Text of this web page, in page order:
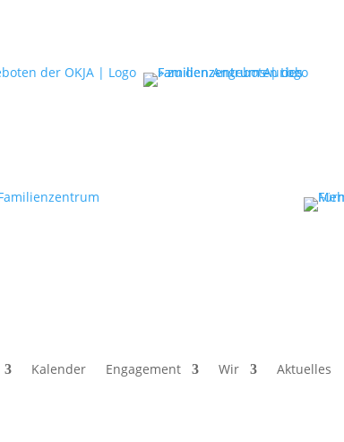
Kalender Engagement Wir Aktuelles